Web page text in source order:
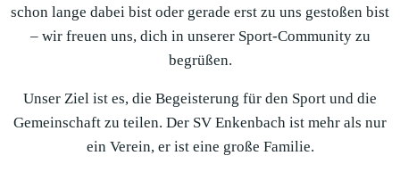
schon lange dabei bist oder gerade erst zu uns gestoßen bist
– wir freuen uns, dich in unserer Sport-Community zu
begrüßen.
Unser Ziel ist es, die Begeisterung für den Sport und die
Gemeinschaft zu teilen. Der SV Enkenbach ist mehr als nur
ein Verein, er ist eine große Familie.